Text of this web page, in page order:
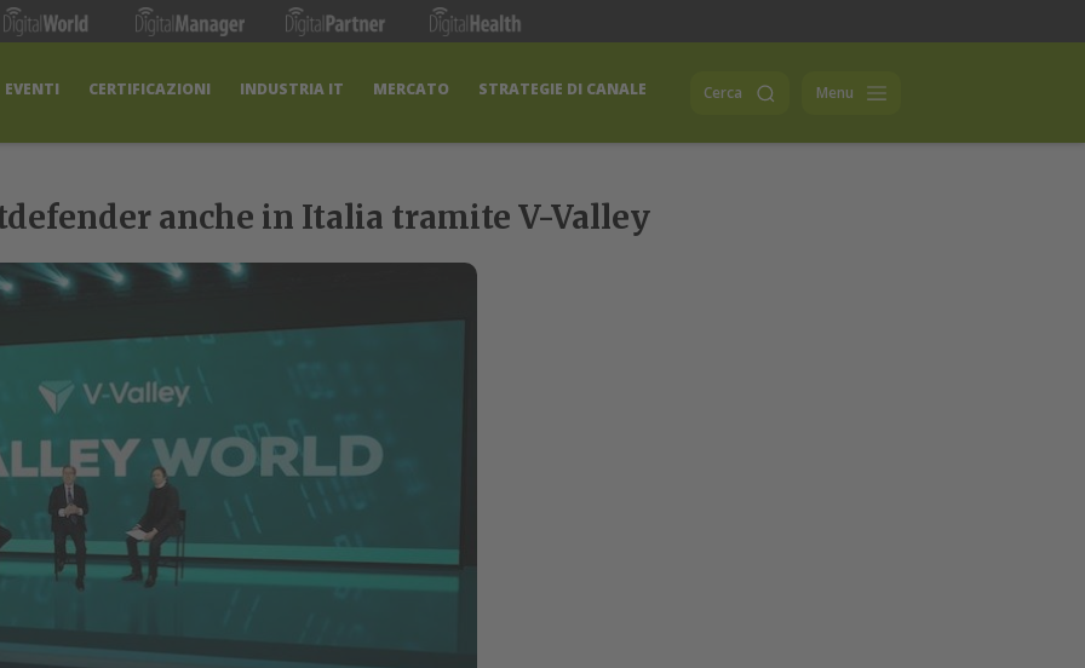
EVENTI CERTIFICAZIONI INDUSTRIA IT MERCATO STRATEGIE DI CANALE Cerca Menu
anche in Italia tramite V-Valley